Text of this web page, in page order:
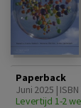
Paperback
Juni 2025 |
Levertijd 1-2